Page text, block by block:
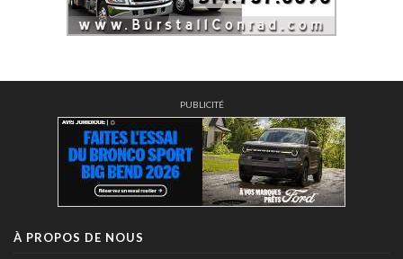
PUBLICITÉ
À PROPOS DE NOUS